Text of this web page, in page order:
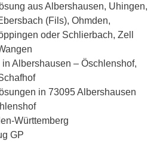
aus Albershausen, Uhingen,
(Fils), Ohmden,
oder Schlierbach, Zell
Albershausen – Öschlenshof,
in 73095 Albershausen
Württemberg
GP